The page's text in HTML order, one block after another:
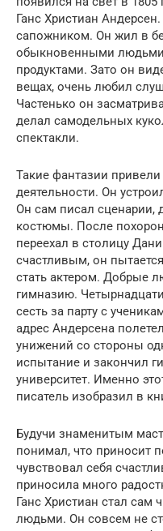
Ганс Христиан
сапожником. Он жил в
обыкновенными
продуктами. Зато он
вещах, очень любил
Частенько он
делал самодельных
спектакли.
Такие фантазии привели
деятельности. Он
Он сам писал сценарии,
костюмы. После
переехал в столицу
счастливым, он
стать актером. Добрые
гимназию.
сесть за парту с
адрес Андерсена
унижений со стороны
испытание и закончил
университет. Именно
писатель изобразил в
Будучи знаменитым
понимал, что приносит
чувствовал себя
приносила много
Ганс Христиан стал сам
людьми. Он совсем не